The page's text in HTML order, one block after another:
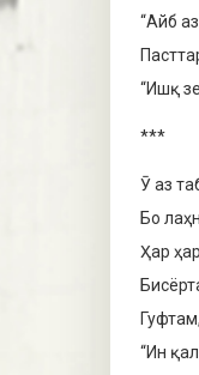
“Айб
“Ишқ
***
Ӯ аз
Бо
Ҳар
“Ин